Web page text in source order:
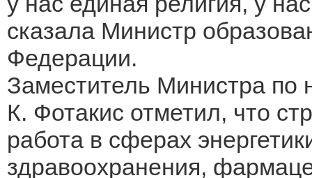
сказала Министр
Федерации.
Заместитель Министра по
К. Фотакис отметил, что
работа в сферах
здравоохранения,